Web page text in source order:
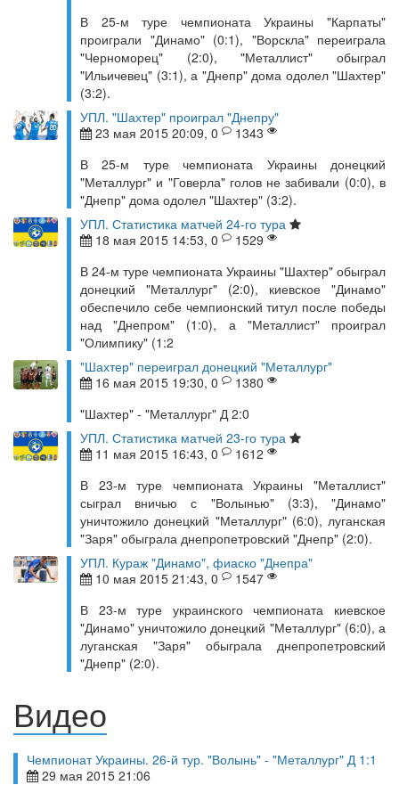
В 25-м туре чемпионата Украины "Карпаты"
проиграли "Динамо" (0:1), "Ворскла" переиграла
"Черноморец" (2:0), "Металлист" обыграл
"Ильичевец" (3:1), а "Днепр" дома одолел "Шахтер"
(3:2).
УПЛ. "Шахтер" проиграл "Днепру"
23 мая 2015 20:09, 0
1343
В 25-м туре чемпионата Украины донецкий
"Металлург" и "Говерла" голов не забивали (0:0), в
"Днепр" дома одолел "Шахтер" (3:2).
УПЛ. Статистика матчей 24-го тура
18 мая 2015 14:53, 0
1529
В 24-м туре чемпионата Украины "Шахтер" обыграл
донецкий "Металлург" (2:0), киевское "Динамо"
обеспечило себе чемпионский титул после победы
над "Днепром" (1:0), а "Металлист" проиграл
"Олимпику" (1:2
"Шахтер" переиграл донецкий "Металлург"
16 мая 2015 19:30, 0
1380
"Шахтер" - "Металлург" Д 2:0
УПЛ. Статистика матчей 23-го тура
11 мая 2015 16:43, 0
1612
В 23-м туре чемпионата Украины "Металлист"
сыграл вничью с "Волынью" (3:3), "Динамо"
уничтожило донецкий "Металлург" (6:0), луганская
"Заря" обыграла днепропетровский "Днепр" (2:0).
УПЛ. Кураж "Динамо", фиаско "Днепра"
10 мая 2015 21:43, 0
1547
В 23-м туре украинского чемпионата киевское
"Динамо" уничтожило донецкий "Металлург" (6:0), а
луганская "Заря" обыграла днепропетровский
"Днепр" (2:0).
Видео
Чемпионат Украины. 26-й тур. "Волынь" - "Металлург" Д 1:1
29 мая 2015 21:06